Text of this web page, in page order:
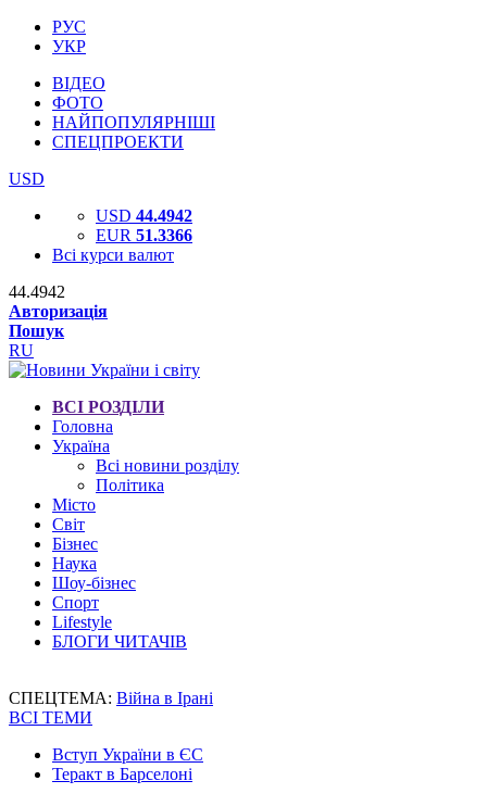
РУС
УКР
ВІДЕО
ФОТО
НАЙПОПУЛЯРНІШІ
СПЕЦПРОЕКТИ
USD
USD 44.4942
EUR 51.3366
Всі курси валют
44.4942
Авторизація
Пошук
RU
ВСІ РОЗДІЛИ
Головна
Україна
Всі новини розділу
Політика
Місто
Світ
Бізнес
Наука
Шоу-бізнес
Спорт
Lifestyle
БЛОГИ ЧИТАЧІВ
СПЕЦТЕМА: Війна в Ірані
ВСІ ТЕМИ
Вступ України в ЄС
Теракт в Барселоні